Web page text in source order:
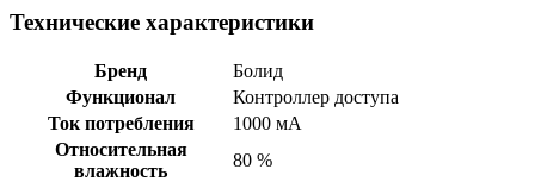
Технические характеристики
Бренд
Болид
Функционал
Контроллер доступа
Ток потребления
1000 мА
Относительная
влажность
80 %